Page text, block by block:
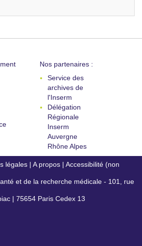
Nos partenaires :
Service des
archives de
l'Inserm
Délégation
Régionale
Inserm
Auvergne
Rhône Alpes
légales | A propos | Accessibilité (non
conforme)
et de la recherche médicale - 101, rue
| 75654 Paris Cedex 13